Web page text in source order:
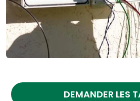
DEMANDER LES